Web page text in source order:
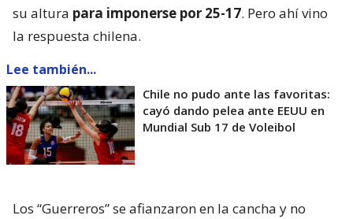
su altura para imponerse por 25-17. Pero ahí vino
la respuesta chilena.
Lee también...
Chile no pudo ante las favoritas:
cayó dando pelea ante EEUU en
Mundial Sub 17 de Voleibol
Los “Guerreros” se afianzaron en la cancha y no